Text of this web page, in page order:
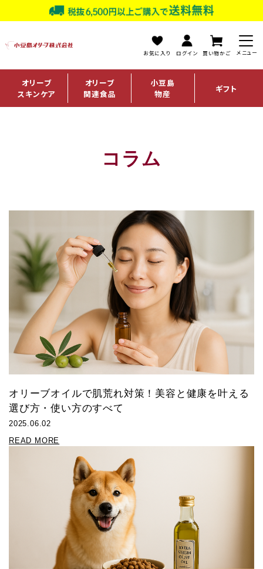
お気に入り ログイン 買い物かご
オリーブ
スキンケア
オリーブ
関連食品
小豆島
物産
ギフト
コラム
オリーブオイルで肌荒れ対策！美容と健康を叶える
選び方・使い方のすべて
2025.06.02
READ MORE